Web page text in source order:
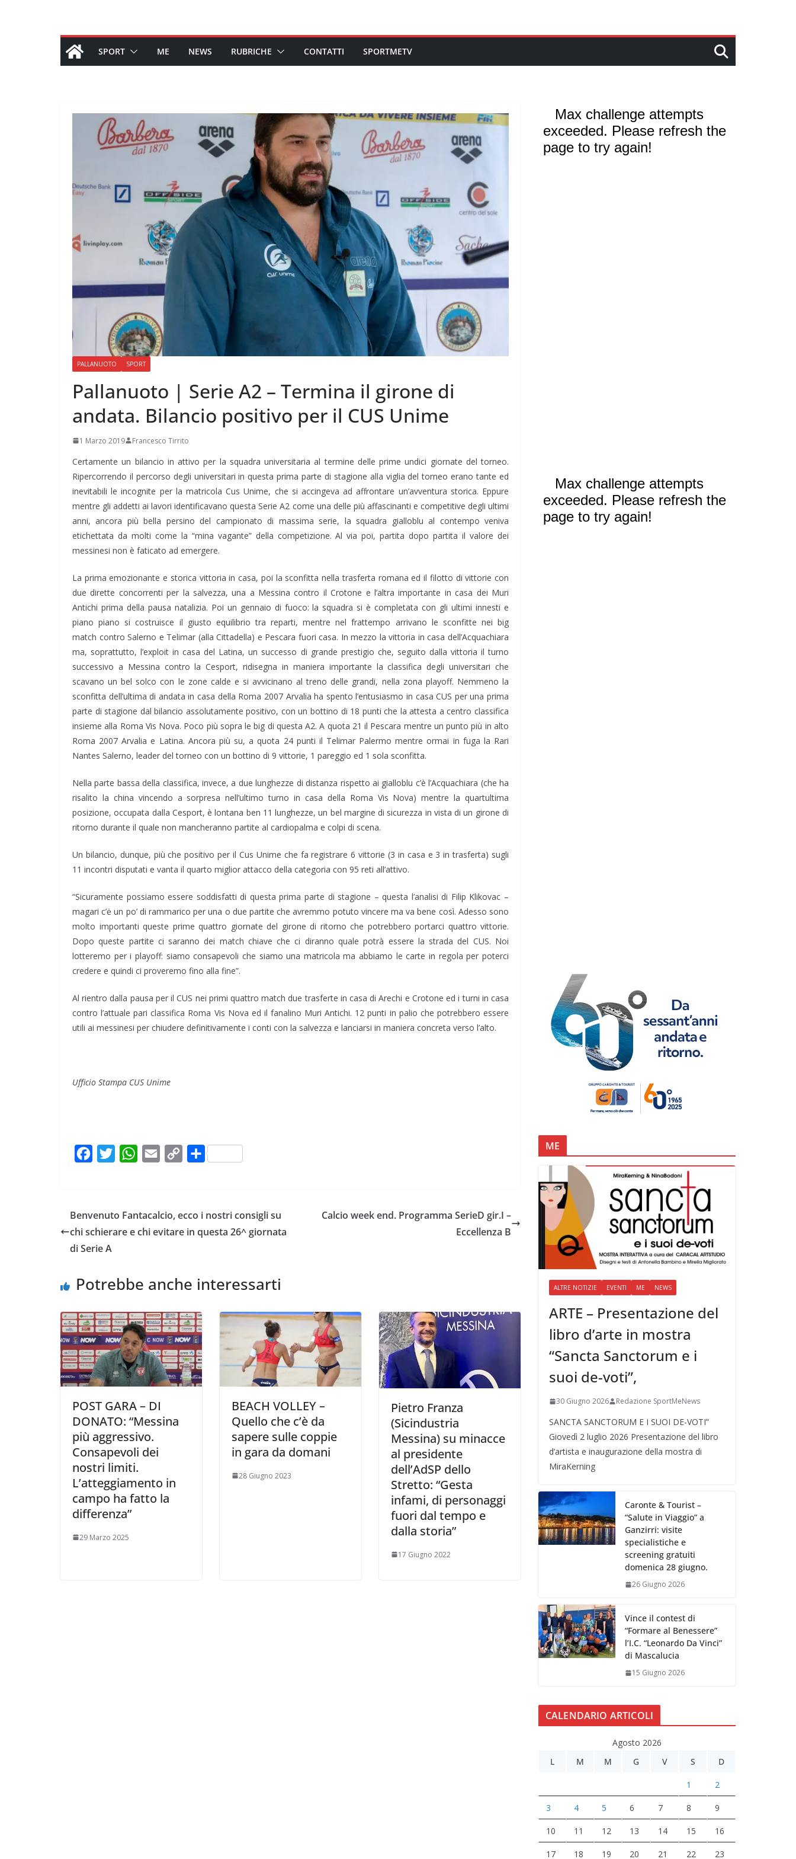
SPORT ME NEWS RUBRICHE CONTATTI SPORTMETV
PALLANUOTO SPORT
Pallanuoto | Serie A2 – Termina il girone di
andata. Bilancio positivo per il CUS Unime
1 Marzo 2019 Francesco Tirrito
Certamente un bilancio in attivo per la squadra universitaria al termine delle prime undici giornate del torneo.
Ripercorrendo il percorso degli universitari in questa prima parte di stagione alla viglia del torneo erano tante ed
inevitabili le incognite per la matricola CusUnime, che si accingeva ad affrontare un’avventura storica. Eppure
mentre gli addetti ai lavori identificavano questa Serie A2 come una delle più affascinanti e competitive degli ultimi
anni, ancora più bella persino del campionato di massima serie, la squadra gialloblu al contempo veniva
etichettata da molti come la “mina vagante” della competizione. Al via poi, partita dopo partita il valore dei
messinesi non è faticato ad emergere.
La prima emozionante e storica vittoria in casa, poi la sconfitta nella trasferta romana ed il filotto di vittorie con
due dirette concorrenti per la salvezza, una a Messina contro il Crotone e l’altra importante in casa dei Muri
Antichi prima della pausa natalizia. Poi un gennaio di fuoco: la squadra si è completata con gli ultimi innesti e
piano piano si costruisce il giusto equilibrio tra reparti, mentre nel frattempo arrivano le sconfitte nei big
match contro Salerno e Telimar (alla Cittadella) e Pescara fuori casa. In mezzo la vittoria in casa dell’Acquachiara
ma, soprattutto, l’exploit in casa del Latina, un successo di grande prestigio che, seguito dalla vittoria il turno
successivo a Messina contro laCesport, ridisegna in maniera importante la classifica degli universitari che
scavano un bel solco con le zone calde e si avvicinano al treno delle grandi, nella zona playoff. Nemmeno la
sconfitta dell’ultima di andata in casa della Roma 2007 Arvalia ha spento l’entusiasmo in casa CUS per una prima
parte di stagione dal bilancio assolutamente positivo, con un bottino di 18 punti che la attesta a centro classifica
insieme alla Roma Vis Nova. Poco più sopra le big di questa A2. A quota 21 il Pescara mentre un punto più in alto
Roma 2007Arvalia e Latina. Ancora più su, a quota 24 punti il TelimarPalermo mentre ormai in fuga la Rari
Nantes Salerno, leader del torneo con un bottino di 9 vittorie, 1 pareggio ed 1 sola sconfitta.
Nella parte bassa della classifica, invece, a due lunghezze di distanza rispetto ai gialloblu c’è l’Acquachiara (che ha
risalito la china vincendo a sorpresa nell’ultimo turno in casa della Roma Vis Nova) mentre la quartultima
posizione, occupata dalla Cesport, è lontana ben 11 lunghezze, un bel margine di sicurezza in vista di un girone di
ritorno durante il quale non mancheranno partite al cardiopalma e colpi di scena.
Un bilancio, dunque, più che positivo per il Cus Unime che fa registrare 6 vittorie (3 in casa e 3 in trasferta) sugli
11 incontri disputati e vanta il quarto miglior attacco della categoria con 95 reti all’attivo.
“Sicuramente possiamo essere soddisfatti di questa prima parte di stagione – questa l’analisi di Filip Klikovac –
magari c’ė un po’ di rammarico per una o due partite che avremmo potuto vincere ma va bene così. Adesso sono
molto importanti queste prime quattro giornate del girone di ritorno che potrebbero portarci quattro vittorie.
Dopo queste partite ci saranno dei match chiave che ci diranno quale potrà essere la strada del CUS. Noi
lotteremo per i playoff: siamo consapevoli che siamo una matricola ma abbiamo le carte in regola per poterci
credere e quindi ci proveremo fino alla fine”.
Al rientro dalla pausa per il CUS nei primi quattro match due trasferte in casa diArechi e Crotone ed i turni in casa
contro l’attuale pari classifica Roma Vis Nova ed il fanalino Muri Antichi. 12 punti in palio che potrebbero essere
utili ai messinesi per chiudere definitivamente i conti con la salvezza e lanciarsi in maniera concreta verso l’alto.
Ufficio Stampa CUS Unime
b
o
k
W
C
Benvenuto Fantacalcio, ecco i nostri consigli su
chi schierare e chi evitare in questa 26^ giornata
di Serie A
Calcio week end. Programma SerieD gir.I –
Eccellenza B
Potrebbe anche interessarti
POST GARA – DI
DONATO: “Messina
più aggressivo.
Consapevoli dei
nostri limiti.
L’atteggiamento in
campo ha fatto la
differenza”
29 Marzo 2025
BEACH VOLLEY –
Quello che c’è da
sapere sulle coppie
in gara da domani
28 Giugno 2023
Pietro Franza
(Sicindustria
Messina) su minacce
al presidente
dell’AdSP dello
Stretto: “Gesta
infami, di personaggi
fuori dal tempo e
dalla storia”
17 Giugno 2022
ME
ALTRE NOTIZIE EVENTI ME NEWS
ARTE – Presentazione del
libro d’arte in mostra
“Sancta Sanctorum e i
suoi de-voti”,
30 Giugno 2026 Redazione SportMeNews
SANCTA SANCTORUM E I SUOI DE-VOTI”
Giovedì 2 luglio 2026 Presentazione del libro
d’artista e inaugurazione della mostra di
MiraKerning
Caronte & Tourist –
“Salute in Viaggio” a
Ganzirri: visite
specialistiche e
screening gratuiti
domenica 28 giugno.
26 Giugno 2026
Vince il contest di
“Formare al Benessere”
l’I.C. “Leonardo Da Vinci”
di Mascalucia
15 Giugno 2026
CALENDARIO ARTICOLI
Agosto 2026
L
M M G V S D
1 2
3 4 5 6 7 8 9
10 11 12 13 14 15 16
17 18 19 20 21 22 23